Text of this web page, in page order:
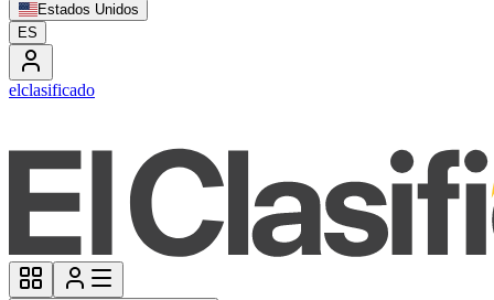
Estados Unidos
ES
elclasificado